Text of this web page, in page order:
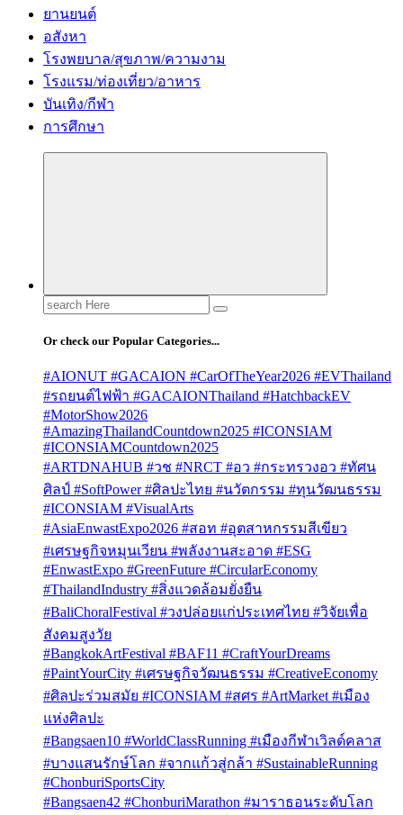
ยานยนต์
อสังหา
โรงพยบาล/สุขภาพ/ความงาม
โรงแรม/ท่องเที่ยว/อาหาร
บันเทิง/กีฬา
การศึกษา
Search
for:
Or check our Popular Categories...
#AIONUT #GACAION #CarOfTheYear2026 #EVThailand
#รถยนต์ไฟฟ้า #GACAIONThailand #HatchbackEV
#MotorShow2026
#AmazingThailandCountdown2025 #ICONSIAM
#ICONSIAMCountdown2025
#ARTDNAHUB #วช #NRCT #อว #กระทรวงอว #ทัศน
ศิลป์ #SoftPower #ศิลปะไทย #นวัตกรรม #ทุนวัฒนธรรม
#ICONSIAM #VisualArts
#AsiaEnwastExpo2026 #สอท #อุตสาหกรรมสีเขียว
#เศรษฐกิจหมุนเวียน #พลังงานสะอาด #ESG
#EnwastExpo #GreenFuture #CircularEconomy
#ThailandIndustry #สิ่งแวดล้อมยั่งยืน
#BaliChoralFestival #วงปล่อยแก่ประเทศไทย #วิจัยเพื่อ
สังคมสูงวัย
#BangkokArtFestival #BAF11 #CraftYourDreams
#PaintYourCity #เศรษฐกิจวัฒนธรรม #CreativeEconomy
#ศิลปะร่วมสมัย #ICONSIAM #สศร #ArtMarket #เมือง
แห่งศิลปะ
#Bangsaen10 #WorldClassRunning #เมืองกีฬาเวิลด์คลาส
#บางแสนรักษ์โลก #จากแก้วสู่กล้า #SustainableRunning
#ChonburiSportsCity
#Bangsaen42 #ChonburiMarathon #มาราธอนระดับโลก